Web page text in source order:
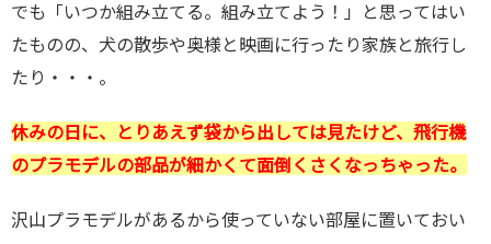
でも「いつか組み立てる。組み立てよう！」と思ってはい
たものの、犬の散歩や奥様と映画に行ったり家族と旅行し
たり・・・。
休みの日に、とりあえず袋から出しては見たけど、飛行機
のプラモデルの部品が細かくて面倒くさくなっちゃった。
沢山プラモデルがあるから使っていない部屋に置いておい